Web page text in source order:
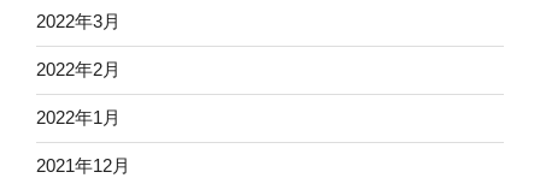
2022年3月
2022年2月
2022年1月
2021年12月